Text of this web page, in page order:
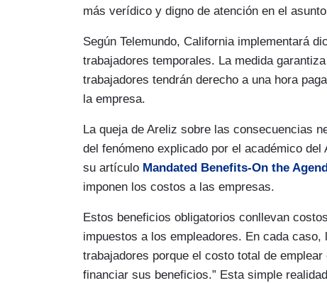
más verídico y digno de atención en el
Según Telemundo, California implementará
trabajadores temporales. La medida
trabajadores tendrán derecho a una hora
la empresa.
La queja de Areliz sobre las consecuencias
del fenómeno explicado por el académico
su artículo Mandated Benefits-On the
imponen los costos a las empresas.
Estos beneficios obligatorios conllevan
impuestos a los empleadores. En cada
trabajadores porque el costo total de
financiar sus beneficios.” Esta simple